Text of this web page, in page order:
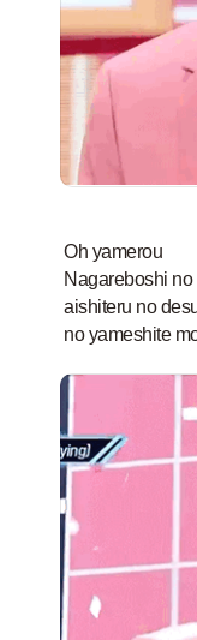
Oh yamerou
Nagareboshi no
aishiteru no